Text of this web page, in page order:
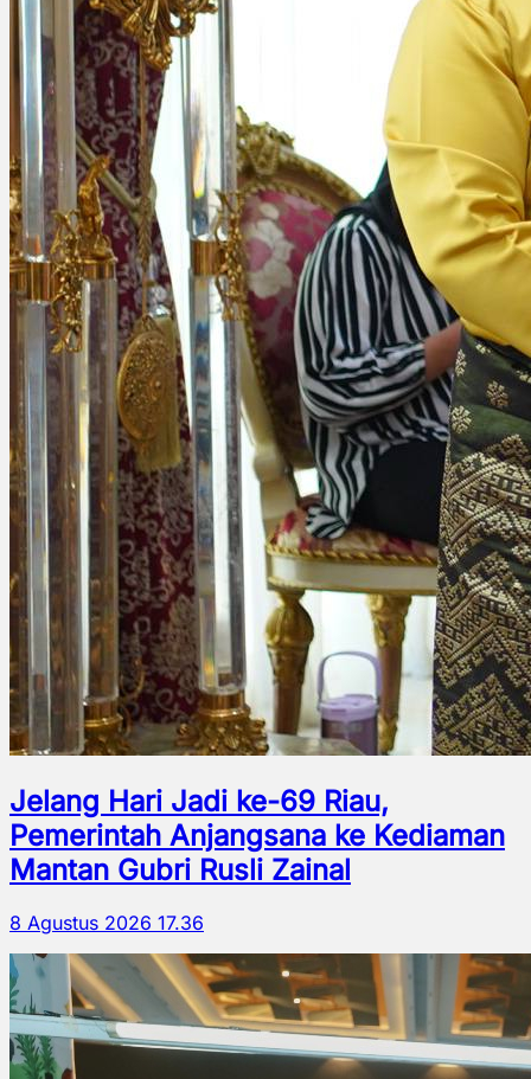
Jelang Hari Jadi ke-69 Riau,
Pemerintah Anjangsana ke Kediaman
Mantan Gubri Rusli Zainal
8 Agustus 2026 17.36